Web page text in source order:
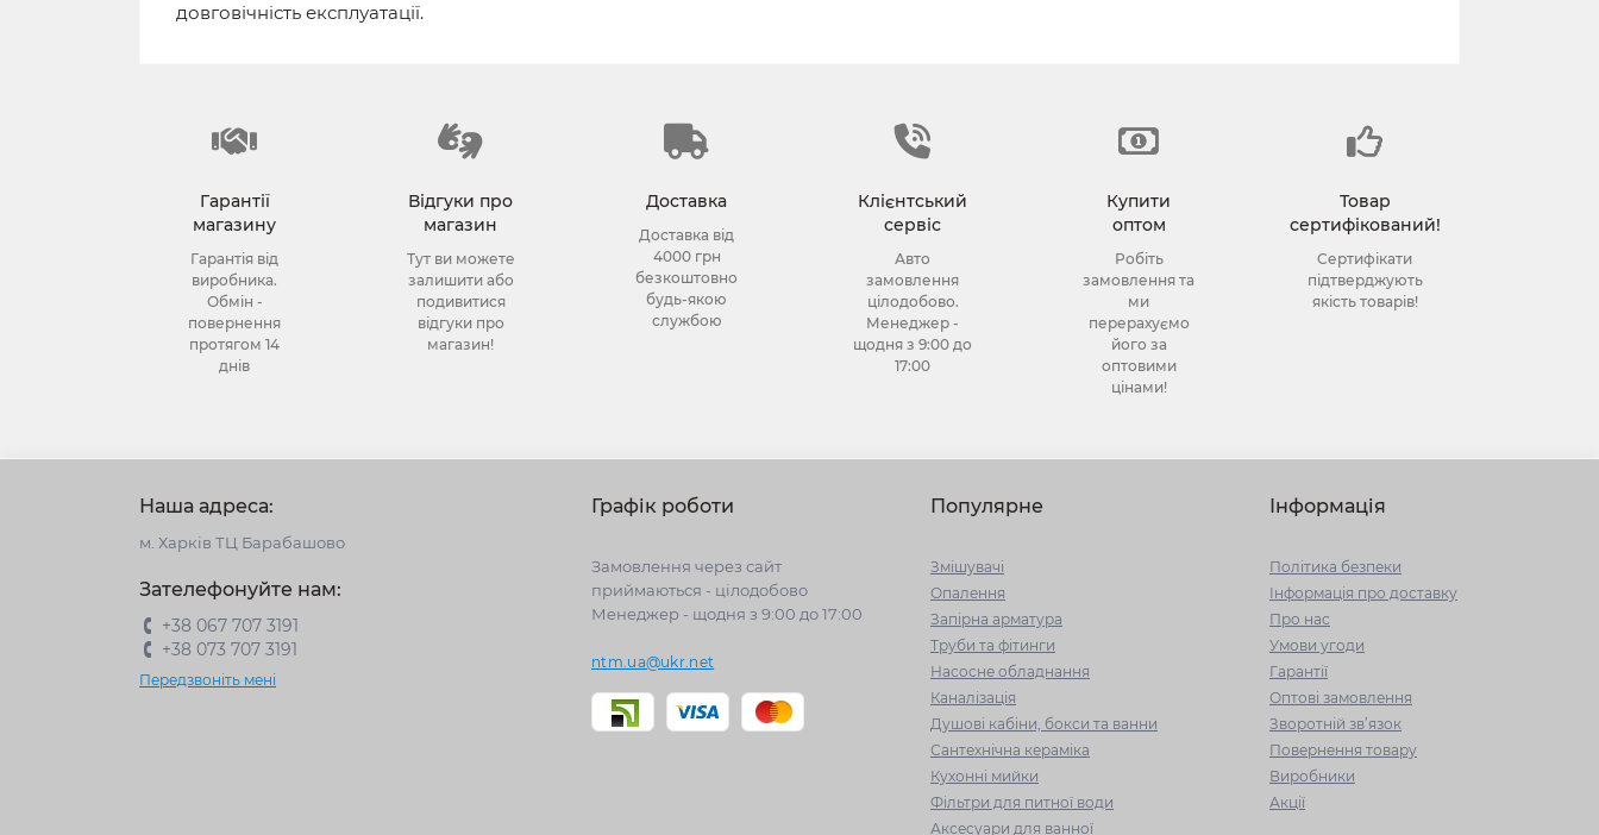
довговічність експлуатації.
Гарантії
магазину
Гарантія від
виробника.
Обмін -
повернення
протягом 14
днів
Відгуки про
магазин
Тут ви можете
залишити або
подивитися
відгуки про
магазин!
Доставка
Доставка від
4000 грн
безкоштовно
будь-якою
службою
Клієнтський
сервіс
Авто
замовлення
цілодобово.
Менеджер -
щодня з 9:00 до
17:00
Купити
оптом
Робіть
замовлення та
ми
перерахуємо
його за
оптовими
цінами!
Товар
сертифікований!
Сертифікати
підтверджують
якість товарів!
Наша адреса:
м. Харків ТЦ Барабашово
Зателефонуйте нам:
+38 067 707 3191
+38 073 707 3191
Передзвоніть мені
Графік роботи
Замовлення через сайт
приймаються - цілодобово
Менеджер - щодня з 9:00 до 17:00
ntm.ua@ukr.net
Популярне
Змішувачі
Опалення
Запірна арматура
Труби та фітинги
Насосне обладнання
Каналізація
Душові кабіни, бокси та ванни
Сантехнічна кераміка
Кухонні мийки
Фільтри для питної води
Аксесуари для ванної
Інформація
Політика безпеки
Інформація про доставку
Про нас
Умови угоди
Гарантії
Оптові замовлення
Зворотній зв’язок
Повернення товару
Виробники
Акції